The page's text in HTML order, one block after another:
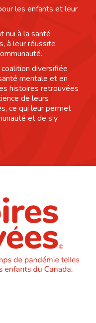
les enfants et leur
nui à la santé
à leur réussite
diversifiée
mentale et en
histoires retrouvées
de leurs
ce qui leur permet
et de s’y